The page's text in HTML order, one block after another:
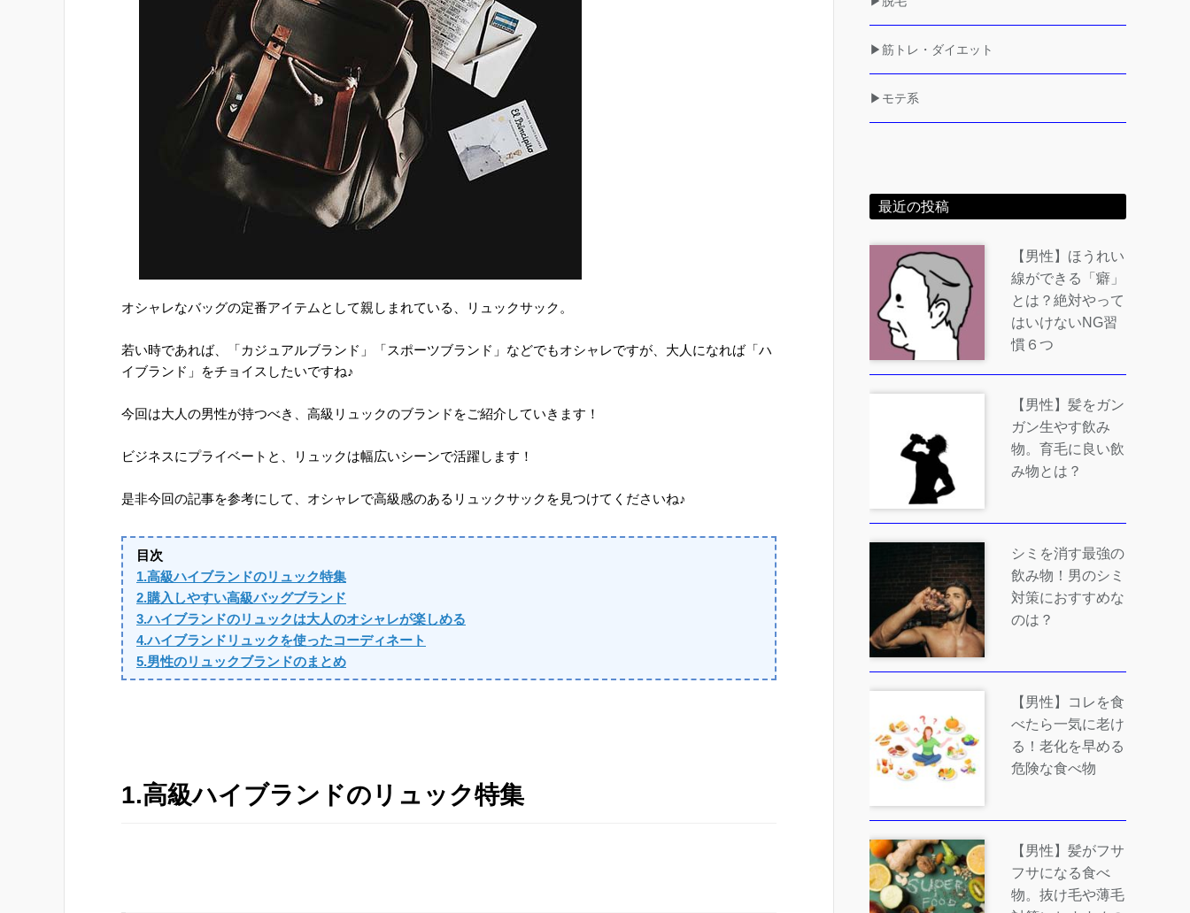
オシャレなバッグの定番アイテムとして親しまれている、リュックサック。
若い時であれば、「カジュアルブランド」「スポーツブランド」などでもオシャレですが、大人になれば「ハ
イブランド」をチョイスしたいですね♪
今回は大人の男性が持つべき、高級リュックのブランドをご紹介していきます！
ビジネスにプライベートと、リュックは幅広いシーンで活躍します！
是非今回の記事を参考にして、オシャレで高級感のあるリュックサックを見つけてくださいね♪
目次
1.高級ハイブランドのリュック特集
2.購入しやすい高級バッグブランド
3.ハイブランドのリュックは大人のオシャレが楽しめる
4.ハイブランドリュックを使ったコーディネート
5.男性のリュックブランドのまとめ
1.高級ハイブランドのリュック特集
▶筋トレ・ダイエット
▶モテ系
最近の投稿
【男性】ほうれい
線ができる「癖」
とは？絶対やって
はいけないNG習
慣６つ
【男性】髪をガン
ガン生やす飲み
物。育毛に良い飲
み物とは？
シミを消す最強の
飲み物！男のシミ
対策におすすめな
のは？
【男性】コレを食
べたら一気に老け
る！老化を早める
危険な食べ物
【男性】髪がフサ
フサになる食べ
物。抜け毛や薄毛